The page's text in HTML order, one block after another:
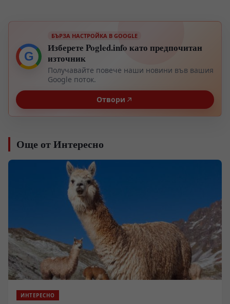
G
БЪРЗА НАСТРОЙКА В GOOGLE
Изберете Pogled.info като предпочитан
източник
Получавайте повече наши новини във вашия
Google поток.
Отвори
Още от Интересно
ИНТЕРЕСНО